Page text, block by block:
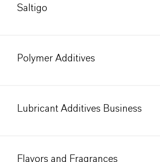
Saltigo
Polymer Additives
Lubricant Additives Business
Flavors and Fragrances